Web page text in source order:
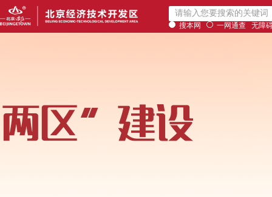
搜本网 一网通查 无障